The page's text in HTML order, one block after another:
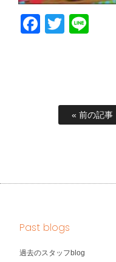
Facebook
Twitter
« 前の記事
Past blogs
過去のスタッフblog